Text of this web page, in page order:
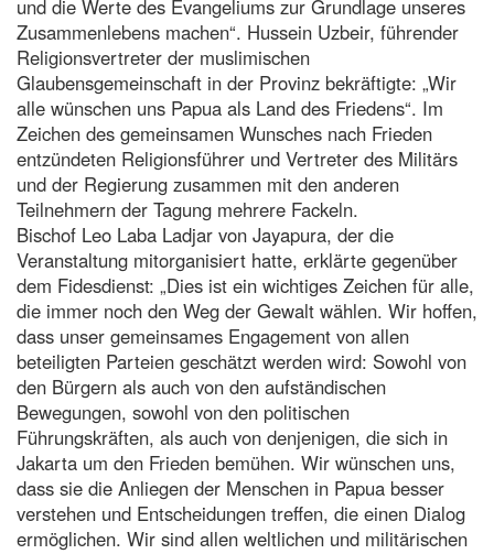
und die Werte des Evangeliums zur Grundlage unseres
Zusammenlebens machen“. Hussein Uzbeir, führender
Religionsvertreter der muslimischen
Glaubensgemeinschaft in der Provinz bekräftigte: „Wir
alle wünschen uns Papua als Land des Friedens“. Im
Zeichen des gemeinsamen Wunsches nach Frieden
entzündeten Religionsführer und Vertreter des Militärs
und der Regierung zusammen mit den anderen
Teilnehmern der Tagung mehrere Fackeln.
Bischof Leo Laba Ladjar von Jayapura, der die
Veranstaltung mitorganisiert hatte, erklärte gegenüber
dem Fidesdienst: „Dies ist ein wichtiges Zeichen für alle,
die immer noch den Weg der Gewalt wählen. Wir hoffen,
dass unser gemeinsames Engagement von allen
beteiligten Parteien geschätzt werden wird: Sowohl von
den Bürgern als auch von den aufständischen
Bewegungen, sowohl von den politischen
Führungskräften, als auch von denjenigen, die sich in
Jakarta um den Frieden bemühen. Wir wünschen uns,
dass sie die Anliegen der Menschen in Papua besser
verstehen und Entscheidungen treffen, die einen Dialog
ermöglichen. Wir sind allen weltlichen und militärischen